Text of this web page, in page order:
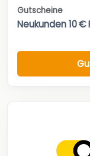
Gutscheine
Neukunden 10